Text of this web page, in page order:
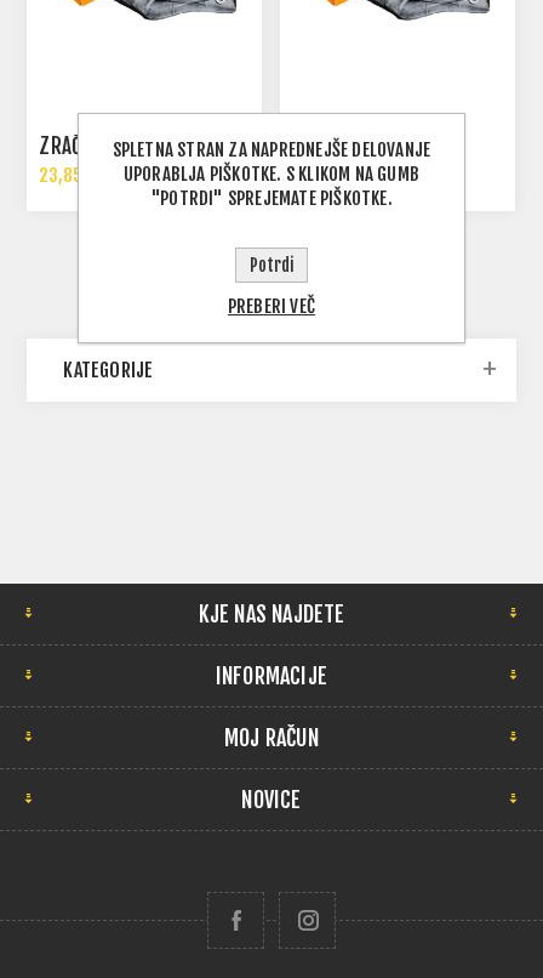
ZRAČNICA
23,85 € Z DDV
ZRAČNICA
23,85 € Z DDV
KATEGORIJE
KJE NAS NAJDETE
INFORMACIJE
MOJ RAČUN
NOVICE
SPLETNA STRAN ZA NAPREDNEJŠE DELOVANJE
UPORABLJA PIŠKOTKE. S KLIKOM NA GUMB
"POTRDI" SPREJEMATE PIŠKOTKE.
Potrdi
PREBERI VEČ